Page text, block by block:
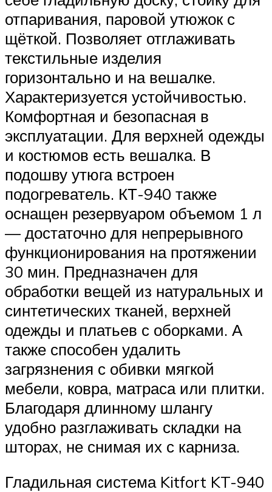
отпаривания, паровой утюжок с
щёткой. Позволяет отглаживать
текстильные изделия
горизонтально и на вешалке.
Характеризуется устойчивостью.
Комфортная и безопасная в
эксплуатации. Для верхней одежды
и костюмов есть вешалка. В
подошву утюга встроен
подогреватель. КТ-940 также
оснащен резервуаром объемом 1 л
— достаточно для непрерывного
функционирования на протяжении
30 мин. Предназначен для
обработки вещей из натуральных и
синтетических тканей, верхней
одежды и платьев с оборками. А
также способен удалить
загрязнения с обивки мягкой
мебели, ковра, матраса или плитки.
Благодаря длинному шлангу
удобно разглаживать складки на
шторах, не снимая их с карниза.
Гладильная система Kitfort KT-940